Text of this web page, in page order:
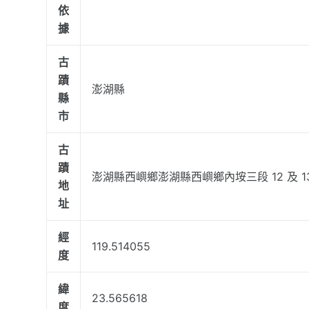
依
據
古
蹟
縣
市
澎湖縣
古
蹟
地
址
澎湖縣西嶼鄉澎湖縣西嶼鄉內垵三段 12 及
經
度
119.514055
緯
23.565618